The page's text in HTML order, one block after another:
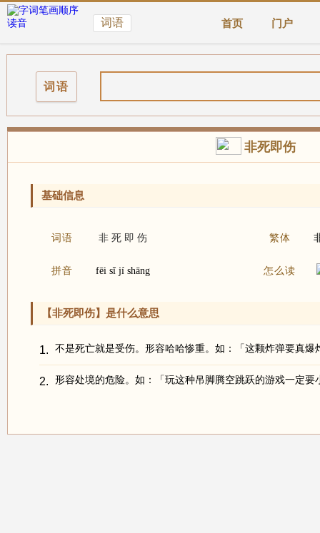
词语 首页 门户
词语
非死即伤
基础信息
词语 非 死 即 伤 繁体
拼音 fēi sǐ jí shāng 怎么读
【非死即伤】是什么意思
1. 不是死亡就是受伤。形容哈哈惨重。如：「这颗炸弹要真
2. 形容处境的危险。如：「玩这种吊脚腾空跳跃的游戏一定